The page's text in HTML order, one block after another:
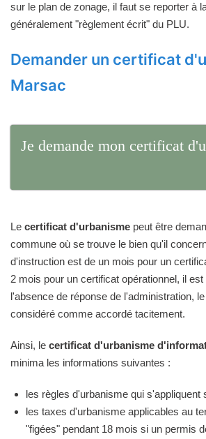
sur le plan de zonage, il faut se reporter à
généralement "règlement écrit" du PLU.
Demander un certificat
Marsac
Je demande mon certificat
Le certificat d'urbanisme peut être
commune où se trouve le bien qu'il
d'instruction est de un mois pour un
2 mois pour un certificat opérationnel, il
l'absence de réponse de l'administration,
considéré comme accordé tacitement.
Ainsi, le certificat d'urbanisme
minima les informations suivantes :
les règles d'urbanisme qui s'appliquent
les taxes d'urbanisme applicables au
"figées" pendant 18 mois si un permis